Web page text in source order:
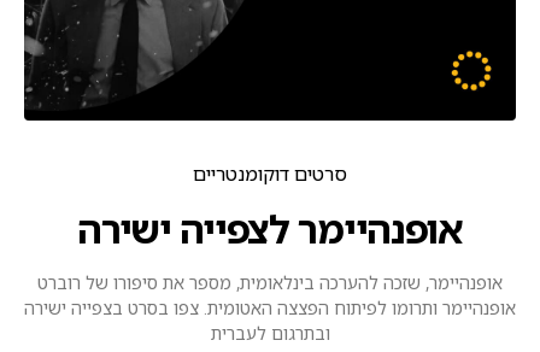
סרטים דוקומנטריים
אופנהיימר לצפייה ישירה
אופנהיימר, שזכה להערכה בינלאומית, מספר את סיפורו של רוברט
אופנהיימר ותרומו לפיתוח הפצצה האטומית. צפו בסרט בצפייה ישירה
ובתרגום לעברית